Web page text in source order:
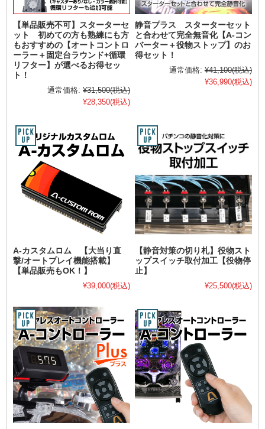
【単品販売不可】スターターセ
ット 初めての方も熟練にも方
もおすすめの【オートコントロ
ーラー＋固定台ラウンド+循環
リフター】が選べるお得セッ
ト！
通常価格: ¥31,500(税込)
¥28,350(税込)
静音プラス スターターセット
と合わせて完全無音化【A-コン
バーター＋役物ストップ】のお
得セット！
通常価格: ¥41,100(税込)
¥36,990(税込)
A-カスタムロム 【大当り直
撃/オートプレイ機能搭載】
【単品販売もOK！】
¥39,000(税込)
【静音対策の切り札】役物スト
ップスイッチ取付加工【役物停
止】
¥25,500(税込)